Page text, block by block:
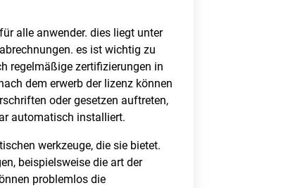
alle anwender. dies liegt unter
es ist wichtig zu
regelmäßige zertifizierungen in
dem erwerb der lizenz können
oder gesetzen auftreten,
automatisch installiert.
werkzeuge, die sie bietet.
beispielsweise die art der
problemlos die